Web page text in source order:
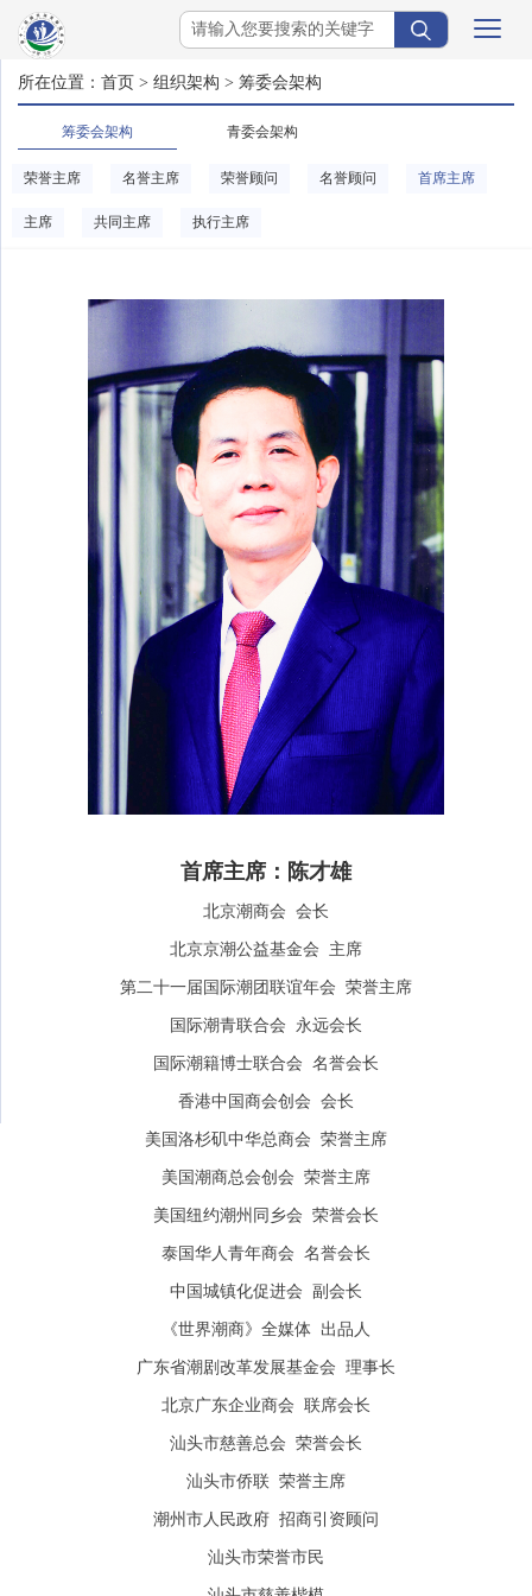
所在位置： 首页 > 组织架构 > 筹委会架构
筹委会架构 青委会架构
荣誉主席 名誉主席 荣誉顾问 名誉顾问 首席主席
主席 共同主席 执行主席
首席主席：陈才雄
北京潮商会 会长
北京京潮公益基金会 主席
第二十一届国际潮团联谊年会 荣誉主席
国际潮青联合会 永远会长
国际潮籍博士联合会 名誉会长
香港中国商会创会 会长
美国洛杉矶中华总商会 荣誉主席
美国潮商总会创会 荣誉主席
美国纽约潮州同乡会 荣誉会长
泰国华人青年商会 名誉会长
中国城镇化促进会 副会长
《世界潮商》全媒体 出品人
广东省潮剧改革发展基金会 理事长
北京广东企业商会 联席会长
汕头市慈善总会 荣誉会长
汕头市侨联 荣誉主席
潮州市人民政府 招商引资顾问
汕头市荣誉市民